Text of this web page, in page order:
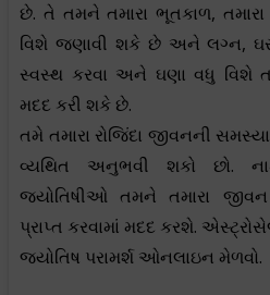
છે. તે તમને તમારા ભૂતકાળ,
વિશે જણાવી શકે છે અને લગ્ન, ઘરનું
સ્વસ્થ કરવા અને ઘણા વધુ વિશે
મદદ કરી શકે છે.
તમે તમારા રોજિંદા જીવનની
વ્યથિત અનુભવી શકો છો.
જ્યોતિષીઓ તમને તમારા
પ્રાપ્ત કરવામાં મદદ કરશે.
જ્યોતિષ પરામર્શ ઓનલાઇન મેળવો.